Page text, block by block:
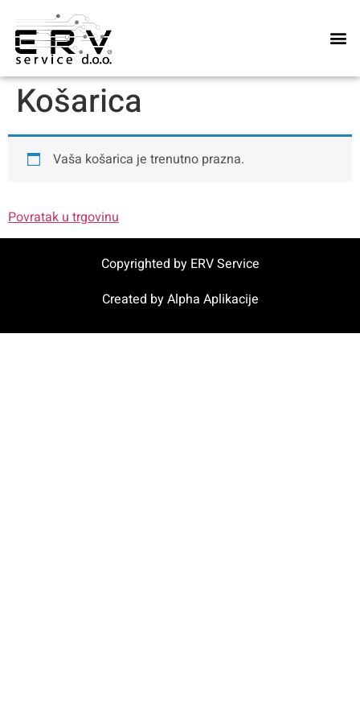
Košarica
Vaša košarica je trenutno prazna.
Povratak u trgovinu
Copyrighted by ERV Service
Created byAlpha Aplikacije